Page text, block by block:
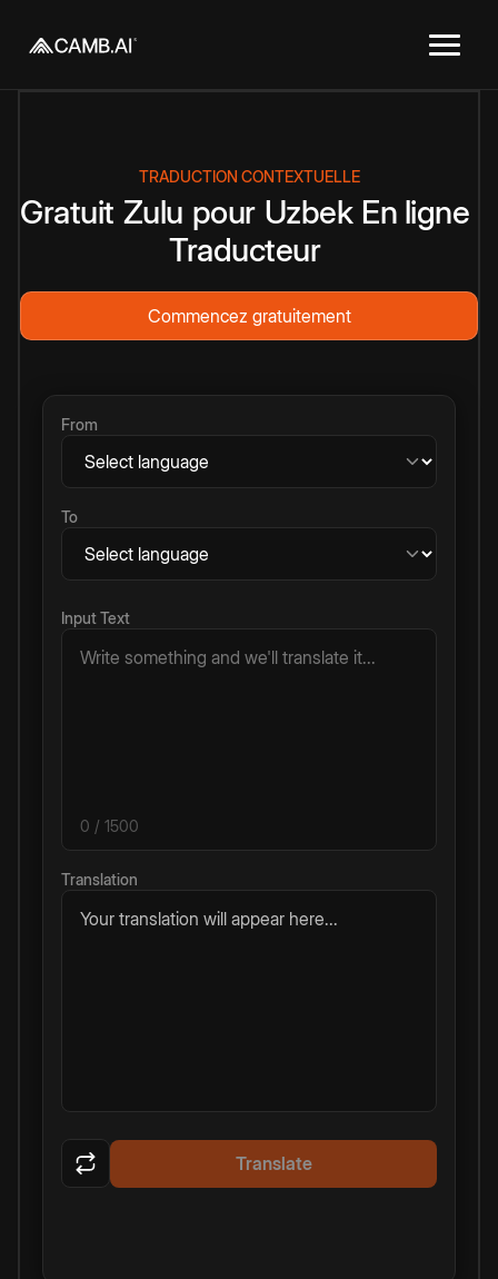
TRADUCTION CONTEXTUELLE
Gratuit Zulu pour Uzbek En ligne
Traducteur
Commencez gratuitement
From
To
Input Text
0 / 1500
Translation
Your translation will appear here...
Translate